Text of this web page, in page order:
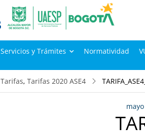
Servicios y Trámites Normatividad
Tarifas,Tarifas 2020 ASE4